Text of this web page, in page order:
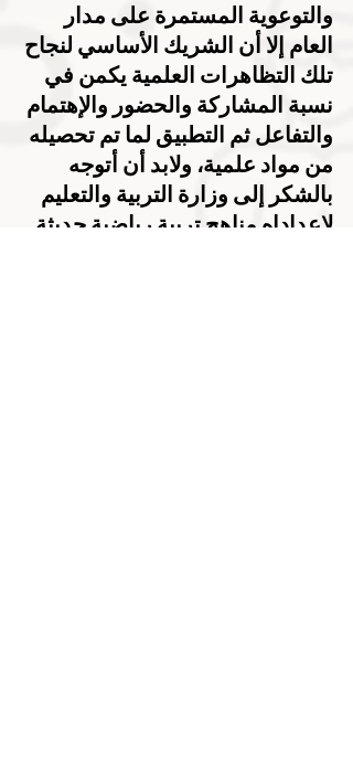
والتوعوية المستمرة على مدار
العام إلا أن الشريك الأساسي لنجاح
تلك التظاهرات العلمية يكمن في
نسبة المشاركة والحضور والإهتمام
والتفاعل ثم التطبيق لما تم تحصيله
من مواد علمية، ولابد أن أتوجه
بالشكر إلى وزارة التربية والتعليم
لإعداداه مناهج تربية رياضية حديثة